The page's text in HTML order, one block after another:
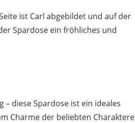
ist Carl abgebildet und auf der
Spardose ein fröhliches und
diese Spardose ist ein ideales
Charme der beliebten Charaktere